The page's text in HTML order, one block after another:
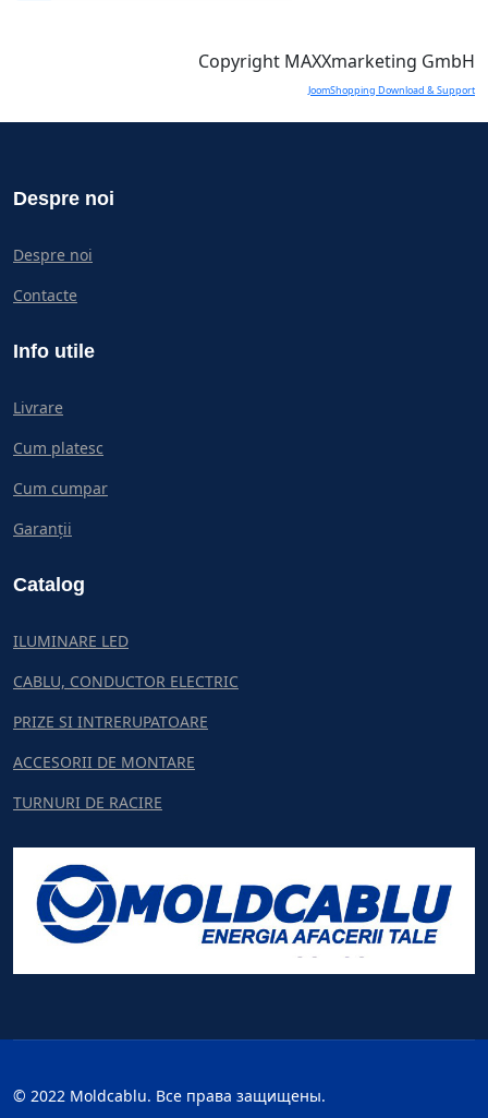
Copyright MAXXmarketing GmbH
JoomShopping Download & Support
Despre noi
Despre noi
Contacte
Info utile
Livrare
Cum platesc
Cum cumpar
Garanții
Catalog
ILUMINARE LED
CABLU, CONDUCTOR ELECTRIC
PRIZE SI INTRERUPATOARE
ACCESORII DE MONTARE
TURNURI DE RACIRE
© 2022 Moldcablu. Все права защищены.